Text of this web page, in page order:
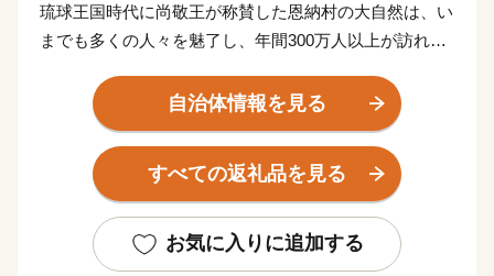
琉球王国時代に尚敬王が称賛した恩納村の大自然は、い
までも多くの人々を魅了し、年間300万人以上が訪れて
その美しい海は、各地から家族連れなど多くの人が訪
れ、さまざまな楽しい経験や思い出をつくっている場所
としても有名です。
自治体情報を見る
すべての返礼品を見る
お気に入りに追加する